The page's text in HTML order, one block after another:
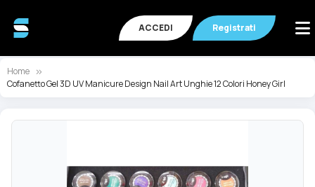
ACCEDI Registrati
Home
Cofanetto Gel 3D UV Manicure Design Nail Art Unghie 12 Colori Honey Girl
Vai
Vai